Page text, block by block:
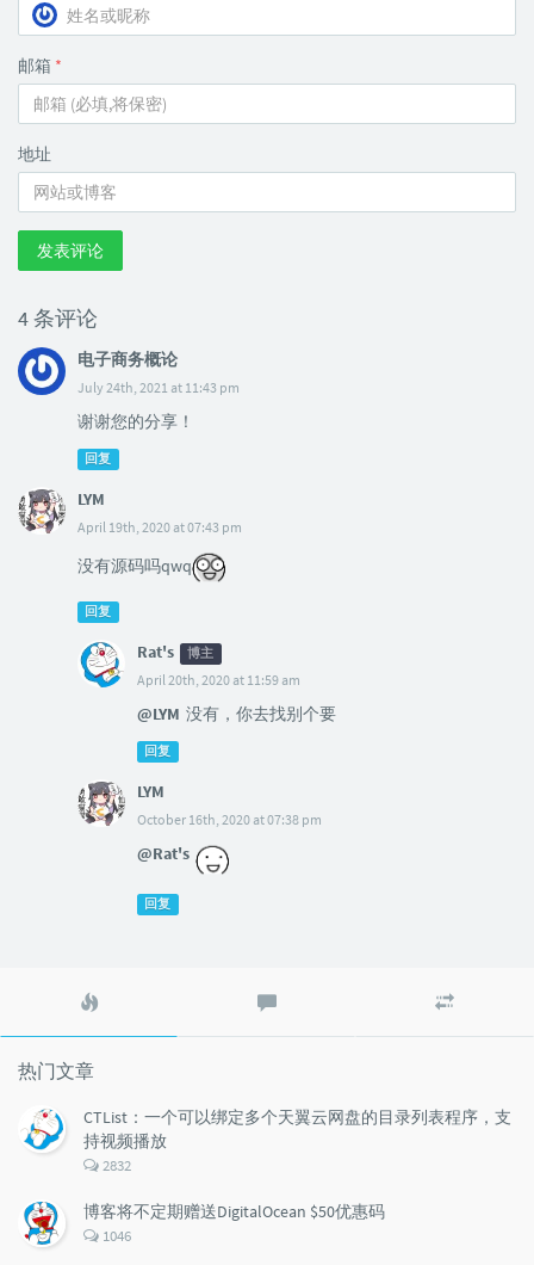
邮箱 *
地址
发表评论
4 条评论
电子商务概论
July 24th, 2021 at 11:43 pm
谢谢您的分享！
回复
LYM
April 19th, 2020 at 07:43 pm
没有源码吗qwq
回复
Rat's 博主
April 20th, 2020 at 11:59 am
@LYM 没有，你去找别个要
回复
LYM
October 16th, 2020 at 07:38 pm
@Rat's
回复
文
评
文
热门文章
CTList：一个可以绑定多个天翼云网盘的目录列表程序，支
持视频播放
评
数：
2832
博客将不定期赠送DigitalOcean $50优惠码
评
1046